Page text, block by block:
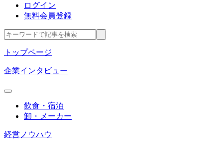
ログイン
無料会員登録
トップページ
企業インタビュー
飲食・宿泊
卸・メーカー
経営ノウハウ